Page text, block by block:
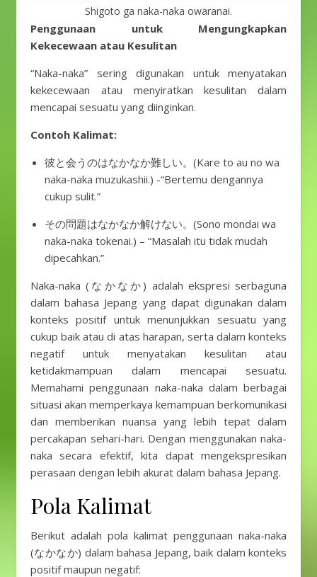
Shigoto ga naka-naka owaranai.
Penggunaan untuk Mengungkapkan
Kekecewaan atau Kesulitan
“Naka-naka” sering digunakan untuk menyatakan
kekecewaan atau menyiratkan kesulitan dalam
mencapai sesuatu yang diinginkan.
Contoh Kalimat:
彼と会うのはなかなか難しい。(Kare to au no wa
naka-naka muzukashii.) -“Bertemu dengannya
cukup sulit.”
その問題はなかなか解けない。(Sono mondai wa
naka-naka tokenai.) – “Masalah itu tidak mudah
dipecahkan.”
Naka-naka (なかなか) adalah ekspresi serbaguna
dalam bahasa Jepang yang dapat digunakan dalam
konteks positif untuk menunjukkan sesuatu yang
cukup baik atau di atas harapan, serta dalam konteks
negatif untuk menyatakan kesulitan atau
ketidakmampuan dalam mencapai sesuatu.
Memahami penggunaan naka-naka dalam berbagai
situasi akan memperkaya kemampuan berkomunikasi
dan memberikan nuansa yang lebih tepat dalam
percakapan sehari-hari. Dengan menggunakan naka-
naka secara efektif, kita dapat mengekspresikan
perasaan dengan lebih akurat dalam bahasa Jepang.
Pola Kalimat
Berikut adalah pola kalimat penggunaan naka-naka
(なかなか) dalam bahasa Jepang, baik dalam konteks
positif maupun negatif: